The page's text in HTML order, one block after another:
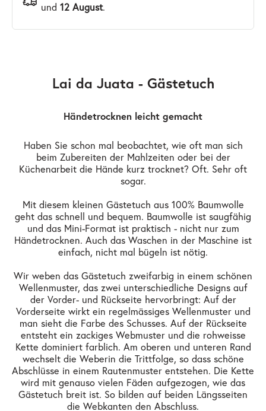
und 12 August.
Lai da Juata - Gästetuch
Händetrocknen leicht gemacht
Haben Sie schon mal beobachtet, wie oft man sich
beim Zubereiten der Mahlzeiten oder bei der
Küchenarbeit die Hände kurz trocknet? Oft. Sehr oft
sogar.
Mit diesem kleinen Gästetuch aus 100% Baumwolle
geht das schnell und bequem. Baumwolle ist saugfähig
und das Mini-Format ist praktisch - nicht nur zum
Händetrocknen. Auch das Waschen in der Maschine ist
einfach, nicht mal bügeln ist nötig.
Wir weben das Gästetuch zweifarbig in einem schönen
Wellenmuster, das zwei unterschiedliche Designs auf
der Vorder- und Rückseite hervorbringt: Auf der
Vorderseite wirkt ein regelmässiges Wellenmuster und
man sieht die Farbe des Schusses. Auf der Rückseite
entsteht ein zackiges Webmuster und die rohweisse
Kette dominiert farblich. Am oberen und unteren Rand
wechselt die Weberin die Trittfolge, so dass schöne
Abschlüsse in einem Rautenmuster entstehen. Die Kette
wird mit genauso vielen Fäden aufgezogen, wie das
Gästetuch breit ist. So bilden auf beiden Längsseiten
die Webkanten den Abschluss.